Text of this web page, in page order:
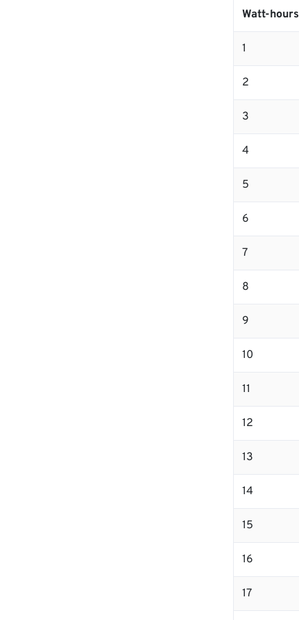
Watt-hours
1
2
3
4
5
6
7
8
9
10
11
12
13
14
15
16
17